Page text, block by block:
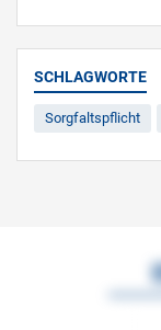
SCHLAGWORTE
Sorgfaltspflicht